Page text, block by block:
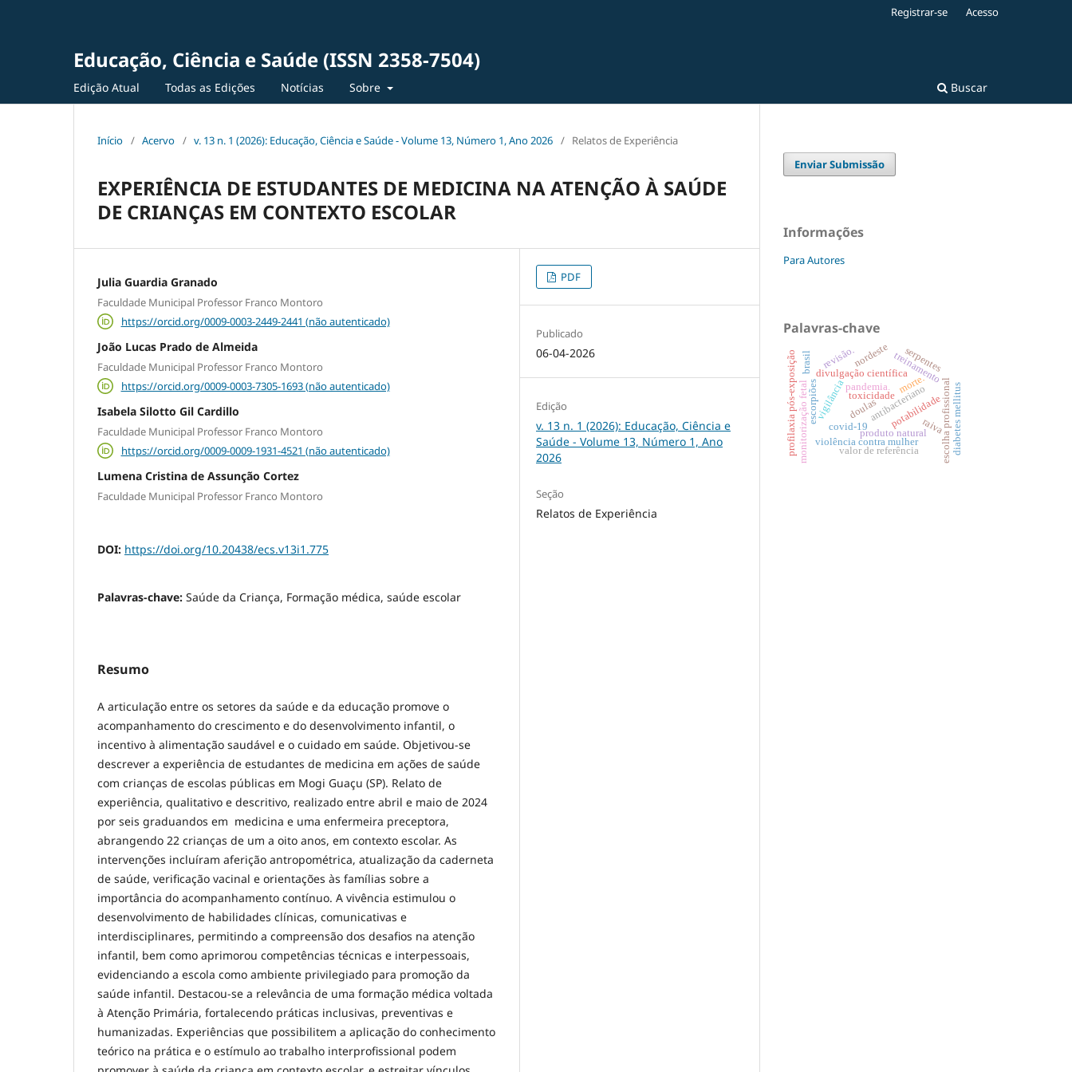
Educação, Ciência e Saúde (ISSN 2358-7504)
Edição Atual Todas as Edições Notícias Sobre Buscar
Registrar-se Acesso
Início / Acervo / v. 13 n. 1 (2026): Educação, Ciência e Saúde - Volume 13, Número 1, Ano 2026 / Relatos de Experiência
EXPERIÊNCIA DE ESTUDANTES DE MEDICINA NA ATENÇÃO À SAÚDE
DE CRIANÇAS EM CONTEXTO ESCOLAR
Julia Guardia Granado
Faculdade Municipal Professor Franco Montoro
https://orcid.org/0009-0003-2449-2441 (não autenticado)
João Lucas Prado de Almeida
Faculdade Municipal Professor Franco Montoro
https://orcid.org/0009-0003-7305-1693 (não autenticado)
Isabela Silotto Gil Cardillo
Faculdade Municipal Professor Franco Montoro
https://orcid.org/0009-0009-1931-4521 (não autenticado)
Lumena Cristina de Assunção Cortez
Faculdade Municipal Professor Franco Montoro
DOI: https://doi.org/10.20438/ecs.v13i1.775
Palavras-chave: Saúde da Criança, Formação médica, saúde escolar
Resumo
A articulação entre os setores da saúde e da educação promove o
acompanhamento do crescimento e do desenvolvimento infantil, o
incentivo à alimentação saudável e o cuidado em saúde. Objetivou-se
descrever a experiência de estudantes de medicina em ações de saúde
com crianças de escolas públicas em Mogi Guaçu (SP). Relato de
experiência, qualitativo e descritivo, realizado entre abril e maio de 2024
por seis graduandos em medicina e uma enfermeira preceptora,
abrangendo 22 crianças de um a oito anos, em contexto escolar. As
intervenções incluíram aferição antropométrica, atualização da caderneta
de saúde, verificação vacinal e orientações às famílias sobre a
importância do acompanhamento contínuo. A vivência estimulou o
desenvolvimento de habilidades clínicas, comunicativas e
interdisciplinares, permitindo a compreensão dos desafios na atenção
infantil, bem como aprimorou competências técnicas e interpessoais,
evidenciando a escola como ambiente privilegiado para promoção da
saúde infantil. Destacou-se a relevância de uma formação médica voltada
à Atenção Primária, fortalecendo práticas inclusivas, preventivas e
humanizadas. Experiências que possibilitem a aplicação do conhecimento
teórico na prática e o estímulo ao trabalho interprofissional podem
PDF
Publicado
06-04-2026
Edição
v. 13 n. 1 (2026): Educação, Ciência e
Saúde - Volume 13, Número 1, Ano
2026
Seção
Relatos de Experiência
Enviar Submissão
Informações
Para Autores
Palavras-chave
produto natural
antibacteriano
toxicidade
violência contra mulher
covid-19
pandemia.
potabilidade
valor de referência
vigilânciadoulas
morte. escolha profissional
divulgação científica
diabetes mellitus
monitorização fetal
revisão.
raiva
profilaxia pós-exposição treinamento
serpentes
nordeste
escorpiões
brasil